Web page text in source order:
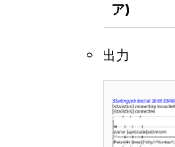
ア)
出力